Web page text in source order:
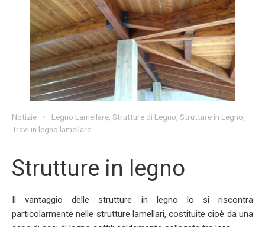
Notizie Legno Lamellare, Strutture di Legno Strutture in Legno
Travi in legno lamellare
Strutture in legno
Il vantaggio delle strutture in legno lo si riscontra
particolarmente nelle strutture lamellari, costituite cioè da una